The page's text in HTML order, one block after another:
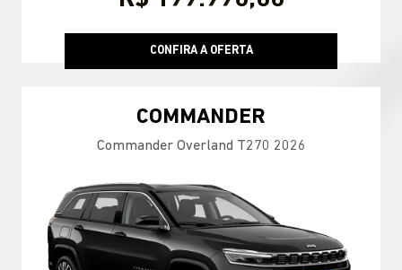
CONFIRA A OFERTA
COMMANDER
Commander Overland T270 2026